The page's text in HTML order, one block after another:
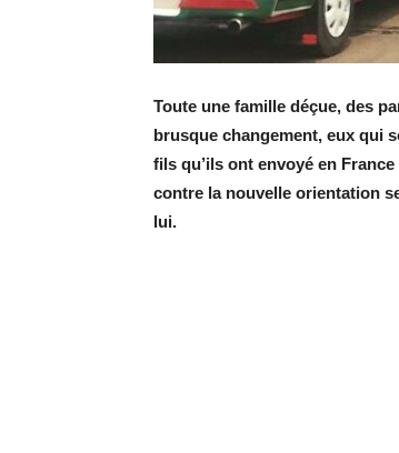
Toute une famille déçue, des
brusque changement, eux qui
fils qu’ils ont envoyé en
contre la nouvelle orientation
lui.